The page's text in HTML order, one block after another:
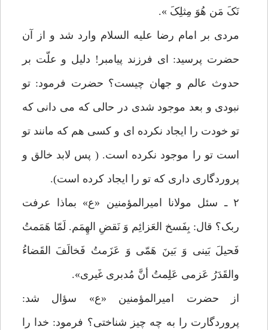
نَکَ مَن هُوَ مِثلِکَ ».
مردی بر امام رضا علیه السلام وارد شد و از آن
حضرت پرسید: ای فرزند پیامبر! دلیل و علّت بر
حدوث عالم و جهان چیست؟ حضرت فرمود: تو
نبودی و بعد موجود شدی در حالی که می دانی که
تو خودت را ایجاد نکرده ای و کسی هم که مانند تو
است تو را موجود نکرده است. ( پس لابد خالق و
پروردگاری داری که تو را ایجاد کرده است).
۲ ـ سئل مولانا امیرالمؤمنین «ع» بماذا عرفت
ربک؟ قال: بِفَسخ العَزائِم وَ نَقضِ الهِمَم. لَمّا هَمَمتُ
فَحیلَ بَینی وَ بَینَ هَمّی وَ عَزَمتُ فَخالَفَ القَضاءُ
والقَدَرُ عَزمی عَلِمتُ أنَّ مُدبری غَیری».
از حضرت امیرالمؤمنین «ع» سؤال شد:
پروردگارت را به چه چیز شناختی؟ فرمود: خدا را